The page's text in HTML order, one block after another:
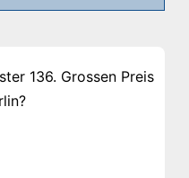
136. Grossen Preis